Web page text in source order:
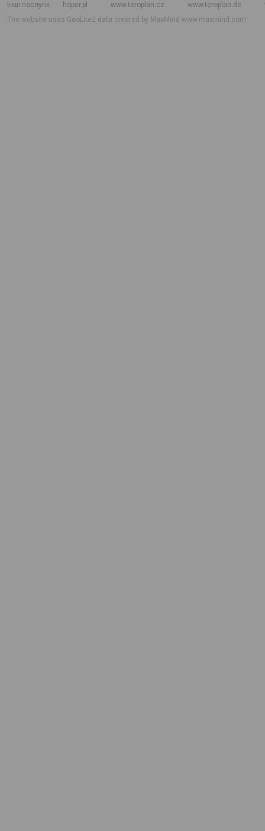
Інші послуги
hoper.pl www.teroplan.cz www.teroplan.de
The website uses GeoLite2 data created by MaxMindwww.maxmind.com